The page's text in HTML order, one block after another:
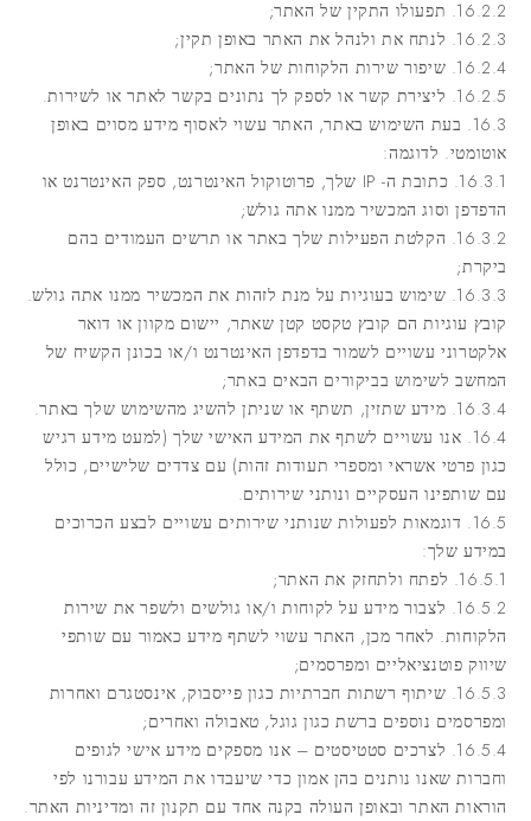
16.2.2. תפעולו התקין של האתר;
16.2.3. לנתח את ולנהל את האתר באופן תקין;
16.2.4. שיפור שירות הלקוחות של האתר;
16.2.5. ליצירת קשר או לספק לך נתונים בקשר לאתר או לשירות.
16.3. בעת השימוש באתר, האתר עשוי לאסוף מידע מסוים באופן
אוטומטי. לדוגמה:
16.3.1. כתובת ה- IP שלך, פרוטוקול האינטרנט, ספק האינטרנט או
הדפדפן וסוג המכשיר ממנו אתה גולש;
16.3.2. הקלטת הפעילות שלך באתר או תרשים העמודים בהם
ביקרת;
16.3.3. שימוש בעוגיות על מנת לזהות את המכשיר ממנו אתה גולש.
קובץ עוגיות הם קובץ טקסט קטן שאתר, יישום מקוון או דואר
אלקטרוני עשויים לשמור בדפדפן האינטרנט ו/או בכונן הקשיח של
המחשב לשימוש בביקורים הבאים באתר;
16.3.4. מידע שתזין, תשתף או שניתן להשיג מהשימוש שלך באתר.
16.4. אנו עשויים לשתף את המידע האישי שלך (למעט מידע רגיש
כגון פרטי אשראי ומספרי תעודות זהות) עם צדדים שלישיים, כולל
עם שותפינו העסקיים ונותני שירותים.
16.5. דוגמאות לפעולות שנותני שירותים עשויים לבצע הכרוכים
במידע שלך:
16.5.1. לפתח ולתחזק את האתר;
16.5.2. לצבור מידע על לקוחות ו/או גולשים ולשפר את שירות
הלקוחות. לאחר מכן, האתר עשוי לשתף מידע כאמור עם שותפי
שיווק פוטנציאליים ומפרסמים;
16.5.3. שיתוף רשתות חברתיות כגון פייסבוק, אינסטגרם ואחרות
ומפרסמים נוספים ברשת כגון גוגל, טאבולה ואחרים;
16.5.4. לצרכים סטטיסטים – אנו מספקים מידע אישי לגופים
וחברות שאנו נותנים בהן אמון כדי שיעבדו את המידע עבורנו לפי
הוראות האתר ובאופן העולה בקנה אחד עם תקנון זה ומדיניות האתר.